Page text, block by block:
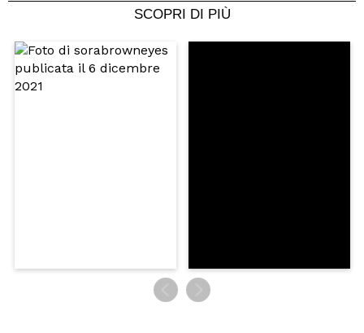
5/5
INVIA
SCOPRI DI PIÙ